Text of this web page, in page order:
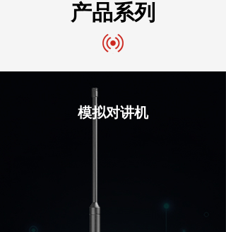
产品系列
模拟对讲机